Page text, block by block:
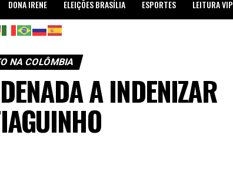
DONA IRENE ELEIÇÕES BRASÍLIA ESPORTES LEITURA VIP
NA COLÔMBIA
A INDENIZAR